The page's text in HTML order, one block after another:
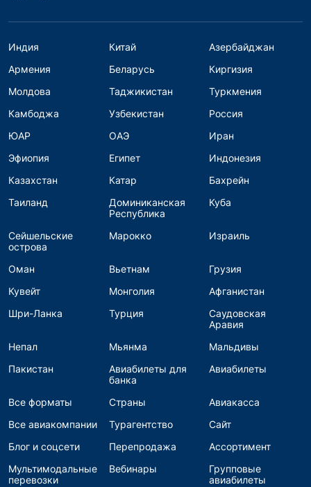
Индия Китай
Азербайджан
Армения
Беларусь
Киргизия
Молдова
Таджикистан
Туркмения
Камбоджа
Узбекистан
Россия
ЮАР
ОАЭ
Иран
Эфиопия
Египет
Индонезия
Казахстан
Катар
Бахрейн
Таиланд
Доминиканская
Республика
Куба
Сейшельские
острова
Марокко Израиль
Оман Вьетнам
Грузия
Кувейт
Монголия
Афганистан
Шри-Ланка
Турция
Саудовская
Аравия
Непал
Мьянма
Мальдивы
Пакистан
Авиабилеты для
банка
Авиабилеты
Все форматы Страны
Авиакасса
Все авиакомпании
Турагентство
Сайт
Блог и соцсети
Перепродажа
Ассортимент
Мультимодальные
перевозки
Вебинары
Групповые
авиабилеты